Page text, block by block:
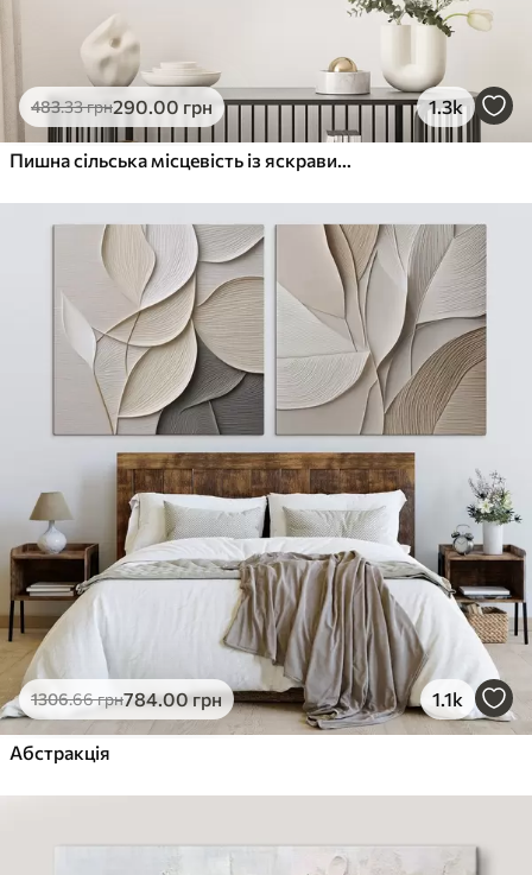
483.33грн290.00 грн 1.3k
Пишна сільська місцевість із яскравим лугом диких квітів, наповненим різнокольоровими квітами під хмарним небом
1306.66грн784.00грн 1.1k
Абстракція